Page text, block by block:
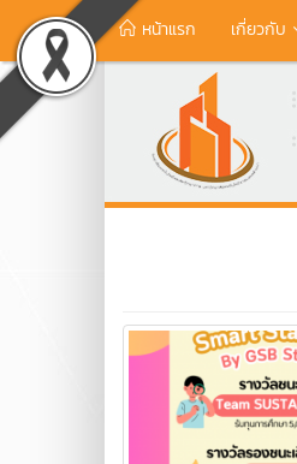
หน้าแรก เกี่ยวกับ